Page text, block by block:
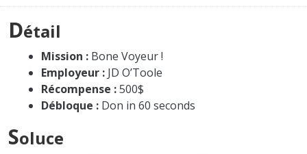
Détail
Mission : Bone Voyeur !
Employeur : JD O’Toole
Récompense :500$
Débloque : Don in 60 seconds
Soluce